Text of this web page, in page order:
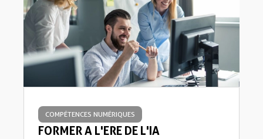
COMPÉTENCES NUMÉRIQUES
FORMER A L'ERE DE L'IA